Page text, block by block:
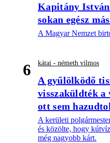
Kapitány
sokan egész
A Magyar Nemzet
6 kátai - németh vilmos
A gyűlölködő
visszaküldték a
ott sem
A kerületi
és közölte, hogy
még nagyobb kárt.